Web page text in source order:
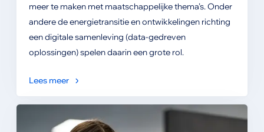
meer te maken met maatschappelijke thema’s. Onder
andere de energietransitie en ontwikkelingen richting
een digitale samenleving (data-gedreven
oplossingen) spelen daarin een grote rol.
Lees meer